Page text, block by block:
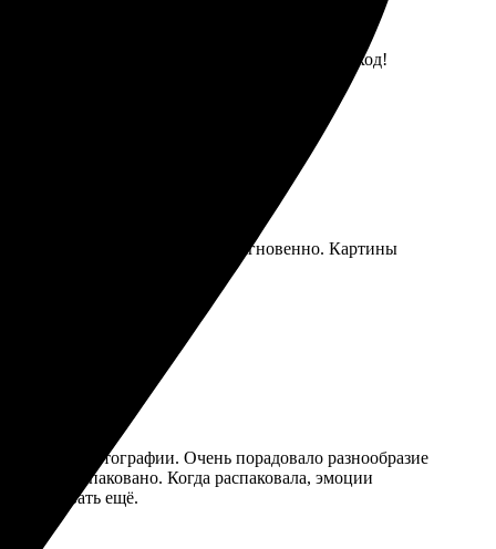
на связи. Спасибо за профессиональный подход!
с вопросами, ответили мгновенно. Картины
довольна. Рекомендую!
нужные фотографии. Очень порадовало разнообразие
упаковано. Когда распаковала, эмоции
заказывать ещё.